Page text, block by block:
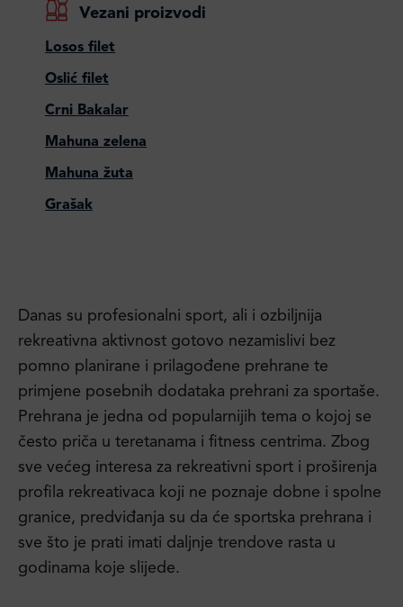
Vezani proizvodi
Losos filet
Oslić filet
Crni Bakalar
Mahuna zelena
Mahuna žuta
Grašak
Danas su profesionalni sport, ali i ozbiljnija
rekreativna aktivnost gotovo nezamislivi bez
pomno planirane i prilagođene prehrane te
primjene posebnih dodataka prehrani za sportaše.
Prehrana je jedna od popularnijih tema o kojoj se
često priča u teretanama i fitness centrima. Zbog
sve većeg interesa za rekreativni sport i proširenja
profila rekreativaca koji ne poznaje dobne i spolne
granice, predviđanja su da će sportska prehrana i
sve što je prati imati daljnje trendove rasta u
godinama koje slijede.